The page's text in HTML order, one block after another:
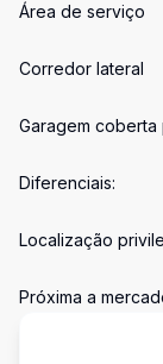
Área de serviço
Corredor lateral
Garagem coberta
Diferenciais:
Localização
Próxima a